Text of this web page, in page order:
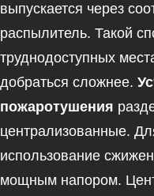
выпускается через
распылитель. Такой
труднодоступных
добраться сложнее.
пожаротушения
централизованные.
использование
мощным напором.